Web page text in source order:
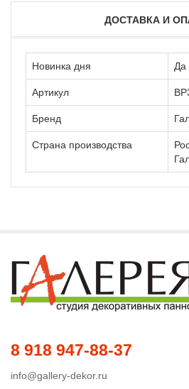
ДОСТАВКА И
Новинка дня Да
Артикул
Бренд
Страна производства
8 918 947-88-37
info@gallery-dekor.ru